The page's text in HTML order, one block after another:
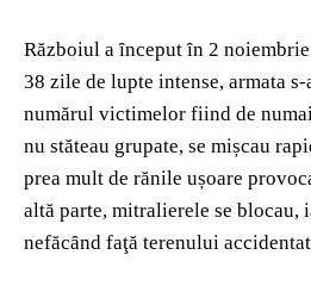
Războiul a ȋnceput ȋn 2
38 zile de lupte intense, armata
numărul victimelor fiind de
nu stăteau grupate, se mișcau
prea mult de rănile ușoare
altă parte, mitralierele se blocau,
nefăcȃnd faţă terenului